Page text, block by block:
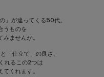
」が違ってくる50代。
うものを
ませんか。
「仕立て」の良さ。
れるこの2つは
くれます。